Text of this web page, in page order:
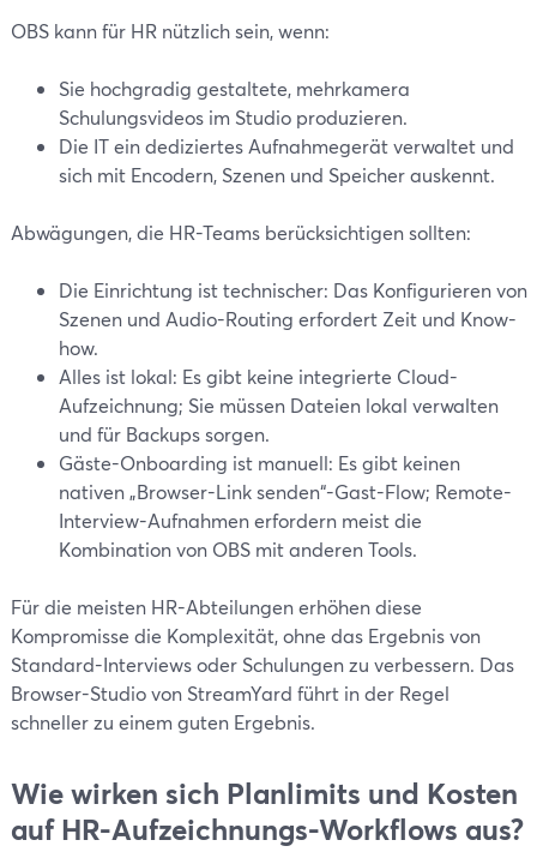
OBS kann für HR nützlich sein, wenn:
Sie hochgradig gestaltete, mehrkamera
Schulungsvideos im Studio produzieren.
Die IT ein dediziertes Aufnahmegerät verwaltet und
sich mit Encodern, Szenen und Speicher auskennt.
Abwägungen, die HR-Teams berücksichtigen sollten:
Die Einrichtung ist technischer: Das Konfigurieren von
Szenen und Audio-Routing erfordert Zeit und Know-
how.
Alles ist lokal: Es gibt keine integrierte Cloud-
Aufzeichnung; Sie müssen Dateien lokal verwalten
und für Backups sorgen.
Gäste-Onboarding ist manuell: Es gibt keinen
nativen „Browser-Link senden“-Gast-Flow; Remote-
Interview-Aufnahmen erfordern meist die
Kombination von OBS mit anderen Tools.
Für die meisten HR-Abteilungen erhöhen diese
Kompromisse die Komplexität, ohne das Ergebnis von
Standard-Interviews oder Schulungen zu verbessern. Das
Browser-Studio von StreamYard führt in der Regel
schneller zu einem guten Ergebnis.
Wie wirken sich Planlimits und Kosten
auf HR-Aufzeichnungs-Workflows aus?